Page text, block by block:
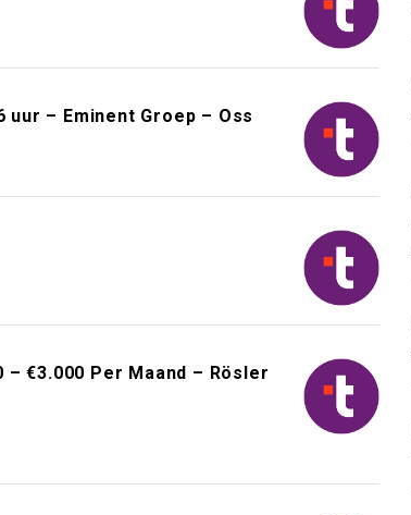
uur – Eminent Groep – Oss
€3.000 Per Maand – Rösler